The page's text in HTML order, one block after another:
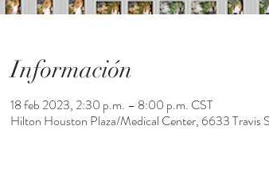
Información
18 feb 2023, 2:30 p.m. – 8:00 p.m. CST
Hilton Houston Plaza/Medical Center, 6633